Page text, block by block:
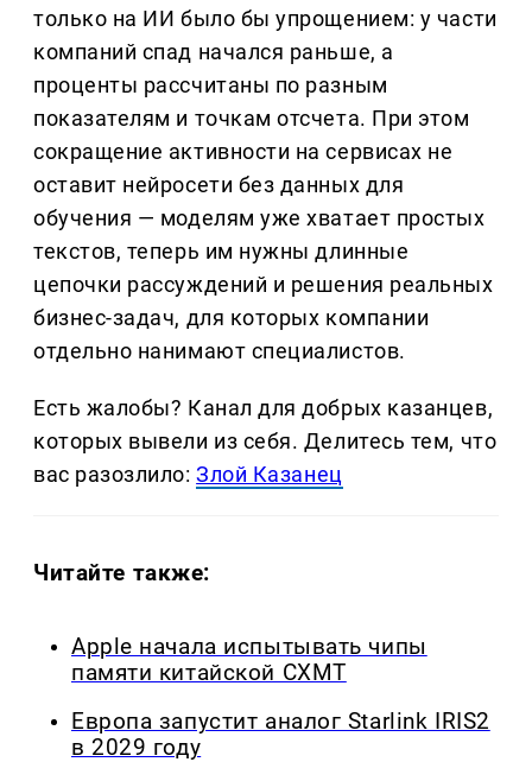
только на ИИ было бы упрощением: у части
компаний спад начался раньше, а
проценты рассчитаны по разным
показателям и точкам отсчета. При этом
сокращение активности на сервисах не
оставит нейросети без данных для
обучения — моделям уже хватает простых
текстов, теперь им нужны длинные
цепочки рассуждений и решения реальных
бизнес-задач, для которых компании
отдельно нанимают специалистов.
Есть жалобы? Канал для добрых казанцев,
которых вывели из себя. Делитеcь тем, что
вас разозлило:Злой Казанец
Читайте также:
Apple начала испытывать чипы
памяти китайской CXMT
Европа запустит аналог Starlink IRIS2
в 2029 году